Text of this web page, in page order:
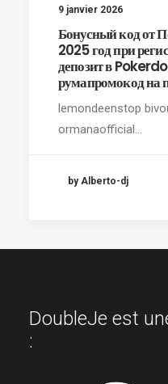
9 janvier 2026
Бонусный код от
2025 год при
депозит в
румапромокод на
lemondeenstop
ormanaofficial…
by Alberto-dj
DoubleJe est
: